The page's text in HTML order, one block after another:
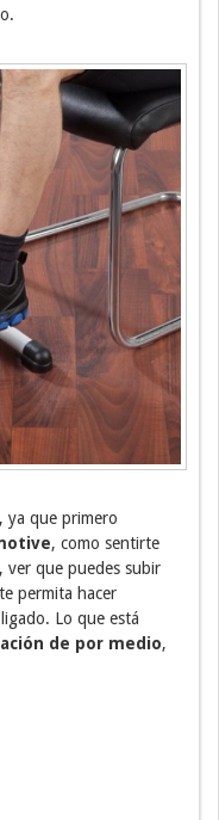
ya que primero
, como sentirte
ver que puedes subir
permita hacer
Lo que está
de por medio,